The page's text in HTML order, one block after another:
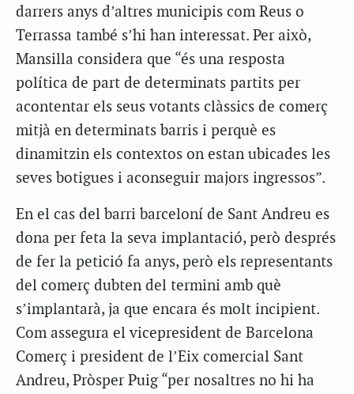
darrers anys d’altres municipis com Reus o
Terrassa també s’hi han interessat. Per això,
Mansilla considera que “és una resposta
política de part de determinats partits per
acontentar els seus votants clàssics de comerç
mitjà en determinats barris i perquè es
dinamitzin els contextos on estan ubicades les
seves botigues i aconseguir majors ingressos”.
En el cas del barri barceloní de Sant Andreu es
dona per feta la seva implantació, però després
de fer la petició fa anys, però els representants
del comerç dubten del termini amb què
s’implantarà, ja que encara és molt incipient.
Com assegura el vicepresident de Barcelona
Comerç i president de l’Eix comercial Sant
Andreu, Pròsper Puig “per nosaltres no hi ha